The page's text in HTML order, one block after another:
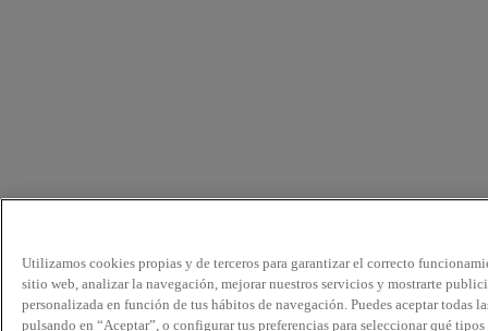
Utilizamos cookies propias y de terceros para garantizar el correcto
sitio web, analizar la navegación, mejorar nuestros servicios y mostrarte
personalizada en función de tus hábitos de navegación. Puedes aceptar todas
pulsando en “Aceptar”, o configurar tus preferencias para seleccionar qué tipos